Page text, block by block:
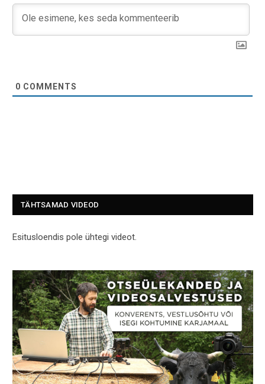
0 COMMENTS
TÄHTSAMAD VIDEOD
Esitusloendis pole ühtegi videot.